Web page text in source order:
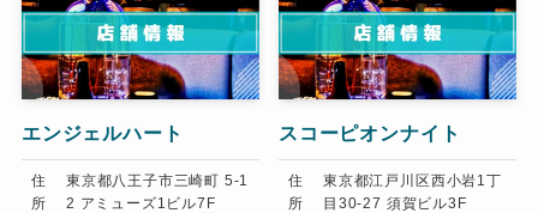
エンジェルハート
住
所
東京都八王子市三崎町 5-1
2 アミューズ1ビル7F
スコーピオンナイト
住
所
東京都江戸川区西小岩1丁
目30-27 須賀ビル3F